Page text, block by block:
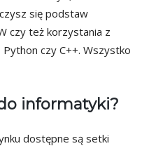
się podstaw
czy też korzystania z
czy C++. Wszystko
informatyki?
dostępne są setki